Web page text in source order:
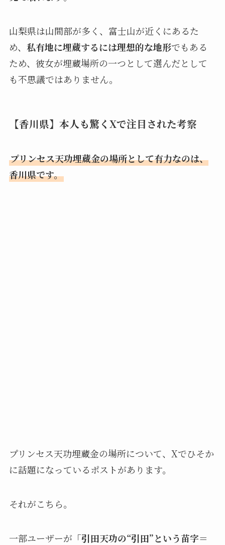
山梨県は山間部が多く、富士山が近くにあるた
め、 私有地に埋蔵するには理想的な地形でもある
ため、彼女が埋蔵場所の一つとして選んだとして
も不思議ではありません。
【香川県】本人も驚くXで注目された考察
プリンセス天功埋蔵金の場所として有力なのは、
香川県です。
プリンセス天功埋蔵金の場所について、Xでひそか
に話題になっているポストがあります。
それがこちら。
一部ユーザーが「引田天功の“引田”という苗字＝